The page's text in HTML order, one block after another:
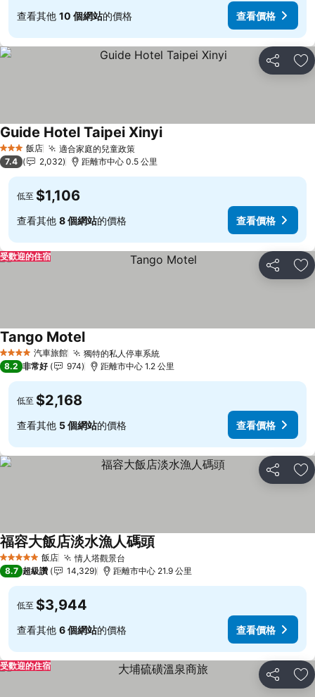
查看其他 10 個網站的價格 查看價格
分享 加
3 星級 飯店 適合家庭的兒童政策查看價格
Guide Hotel Taipei Xinyi查看價格
7.4 2,032 距離市中心 0.5 公里
低至 $1,106
查看其他 8 個網站的價格 查看價格
分享 加
受歡迎的住宿
4 星級 汽車旅館 獨特的私人停車系統查看價格
Tango Motel查看價格
8.2 非常好 974 距離市中心 1.2 公里
低至 $2,168
查看其他 5 個網站的價格 查看價格
分享 加
5 星級 飯店 情人塔觀景台
福容大飯店淡水漁人碼頭查看價格
8.7 超級讚 14,329 距離市中心 21.9 公里
低至 $3,944
查看其他 6 個網站的價格 查看價格
分享 加
受歡迎的住宿